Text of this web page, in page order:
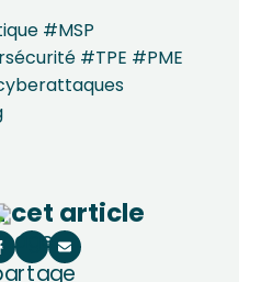
#MSP
#TPE #PME
cet article